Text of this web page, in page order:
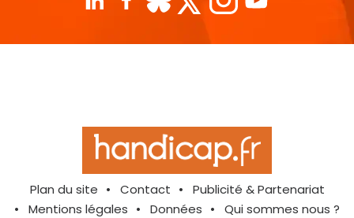
Plan du site Contact
Publicité & Partenariat
Mentions légales
Données Qui sommes nous ?